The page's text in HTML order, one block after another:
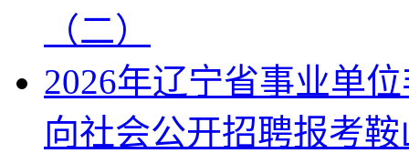
（二）
2026年辽宁省事业单
向社会公开招聘报考